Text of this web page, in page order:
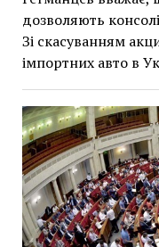
дозволяють
Зі скасуванням
імпортних авто в